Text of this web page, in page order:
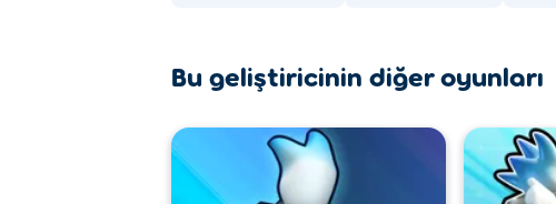
Bu geliştiricinin diğer oyunları